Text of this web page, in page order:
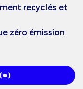
recyclés et
zéro émission